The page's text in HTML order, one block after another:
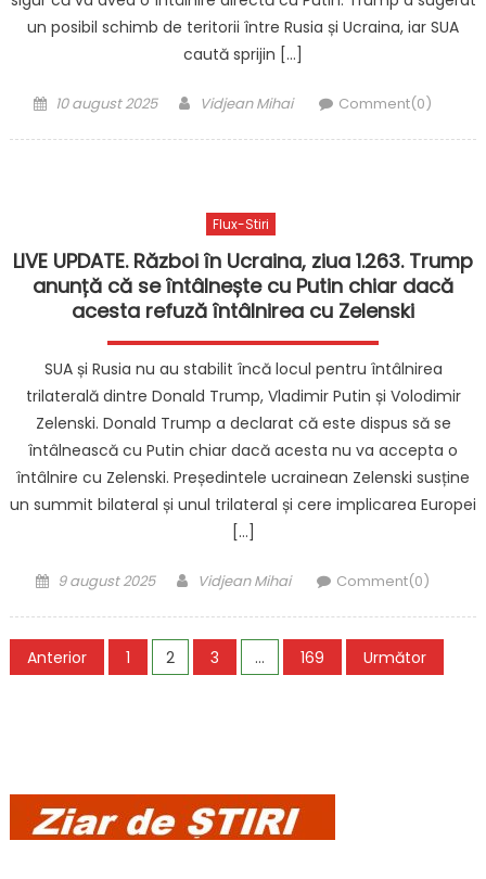
un posibil schimb de teritorii între Rusia și Ucraina, iar SUA
caută sprijin […]
Posted
10 august 2025 Author
Vidjean Mihai Comment(0)
Flux-Stiri
LIVE UPDATE. Război în Ucraina, ziua 1.263. Trump
anunță că se întâlnește cu Putin chiar dacă
acesta refuză întâlnirea cu Zelenski
SUA și Rusia nu au stabilit încă locul pentru întâlnirea
trilaterală dintre Donald Trump, Vladimir Putin și Volodimir
Zelenski. Donald Trump a declarat că este dispus să se
întâlnească cu Putin chiar dacă acesta nu va accepta o
întâlnire cu Zelenski. Președintele ucrainean Zelenski susține
un summit bilateral și unul trilateral și cere implicarea Europei
[…]
Posted
9 august 2025 Author
Vidjean Mihai Comment(0)
Paginație
Anterior 1 2 3 … 169 Următor